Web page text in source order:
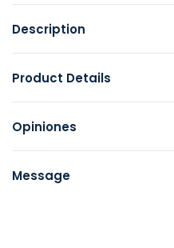
Description
Product Details
Opiniones
Message